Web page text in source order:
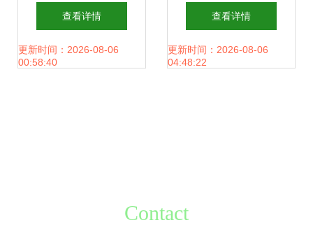
修维护、英飞凌电
源技术应用及消防
查看详情
更新时间：2026-08-06
00:58:40
消防应急照明系统
详解 构筑生命安全
查看详情
更新时间：2026-08-06
04:48:22
Contact